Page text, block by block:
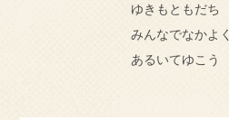
ゆきもともだち
みんなでなかよく
あるいてゆこう